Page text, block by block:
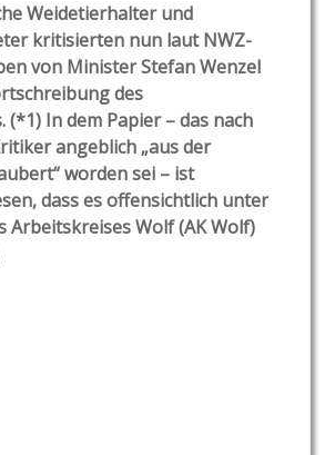
Weidetierhalter und
kritisierten nun laut NWZ-
von Minister Stefan Wenzel
des
(*1) In dem Papier – das nach
angeblich „aus der
worden sei – ist
dass es offensichtlich unter
Arbeitskreises Wolf (AK Wolf)